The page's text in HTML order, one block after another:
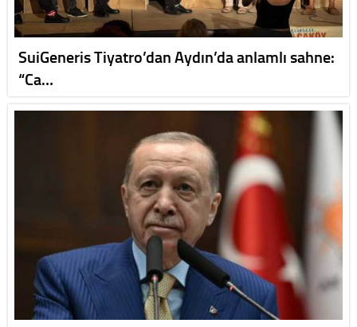
SuiGeneris Tiyatro’dan Aydın’da anlamlı sahne:
“Ca…